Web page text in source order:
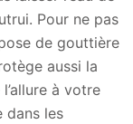
Pour ne pas
de gouttière
aussi la
à votre
dans les